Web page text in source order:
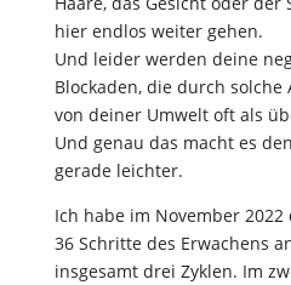
hier endlos weiter gehen.
Und leider werden deine
Blockaden, die durch solche
von deiner Umwelt oft als
Und genau das macht es
gerade leichter.
Ich habe im November
36 Schritte des Erwachens
insgesamt drei Zyklen. Im